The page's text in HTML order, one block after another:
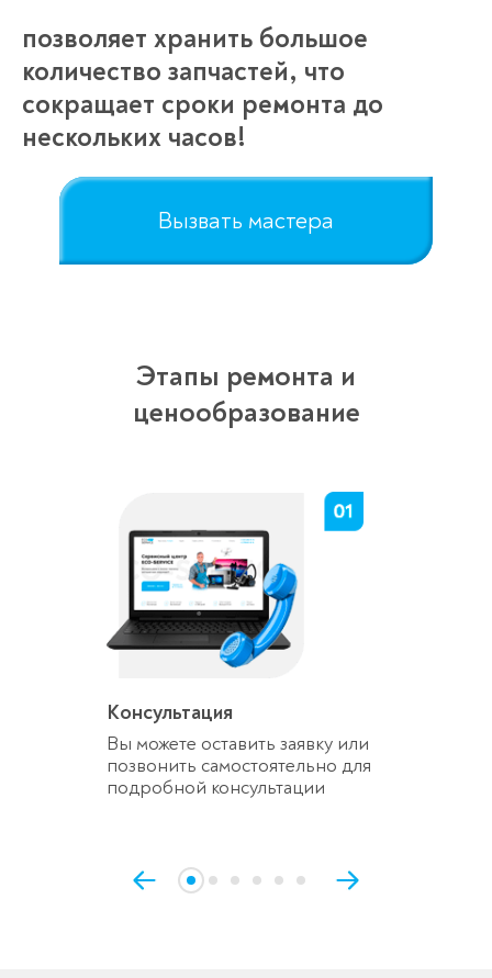
позволяет хранить большое
количество запчастей, что
сокращает сроки ремонта до
нескольких часов!
Вызвать мастера
Этапы ремонта и
ценообразование
Консультация
Вы можете оставить заявку или
позвонить самостоятельно для
подробной консультации